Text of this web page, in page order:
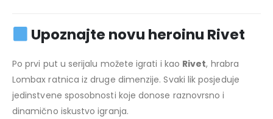
Upoznajte novu heroinu Rivet
Po prvi put u serijalu možete igrati i kao Rivet, hrabra
Lombax ratnica iz druge dimenzije. Svaki lik posjeduje
jedinstvene sposobnosti koje donose raznovrsno i
dinamično iskustvo igranja.